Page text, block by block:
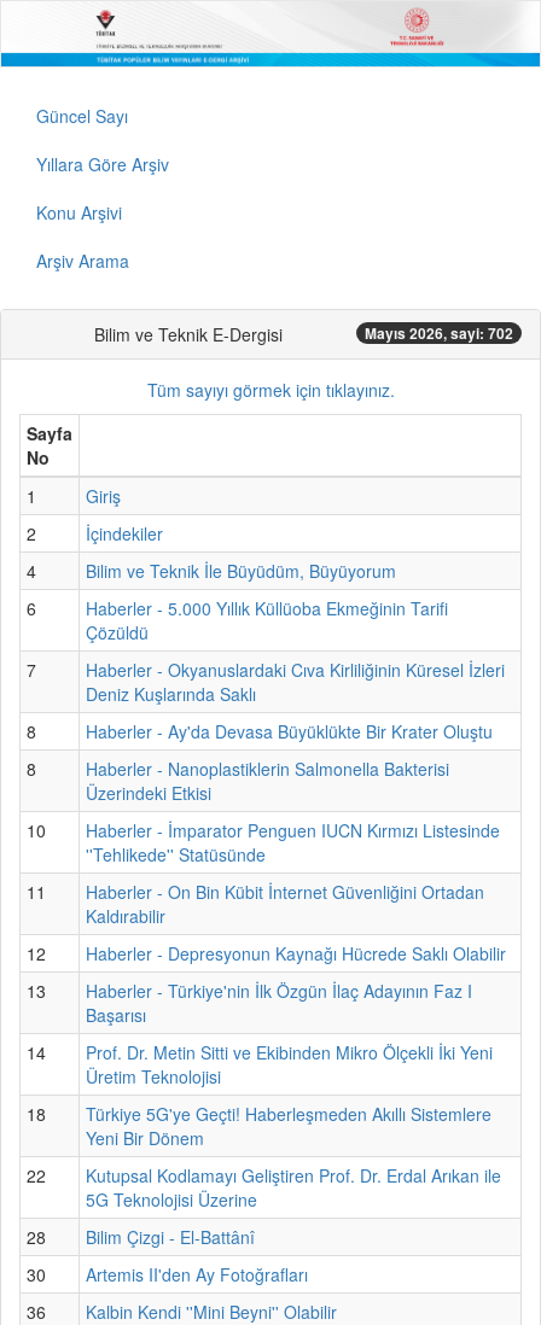
Güncel Sayı
Yıllara Göre Arşiv
Konu Arşivi
Arşiv Arama
Bilim ve Teknik E-Dergisi Mayıs 2026, sayi: 702
Tüm sayıyı görmek için tıklayınız.
Sayfa
No
1
Giriş
2
İçindekiler
4
Bilim ve Teknik İle Büyüdüm, Büyüyorum
6
Haberler - 5.000 Yıllık Küllüoba Ekmeğinin Tarifi
Çözüldü
7
Haberler - Okyanuslardaki Cıva Kirliliğinin Küresel İzleri
Deniz Kuşlarında Saklı
8
Haberler - Ay'da Devasa Büyüklükte Bir Krater Oluştu
8
Haberler - Nanoplastiklerin Salmonella Bakterisi
Üzerindeki Etkisi
10
Haberler - İmparator Penguen IUCN Kırmızı Listesinde
''Tehlikede'' Statüsünde
11
Haberler - On Bin Kübit İnternet Güvenliğini Ortadan
Kaldırabilir
12
Haberler - Depresyonun Kaynağı Hücrede Saklı Olabilir
13
Haberler - Türkiye'nin İlk Özgün İlaç Adayının Faz I
Başarısı
14
Prof. Dr. Metin Sitti ve Ekibinden Mikro Ölçekli İki Yeni
Üretim Teknolojisi
18
Türkiye 5G'ye Geçti! Haberleşmeden Akıllı Sistemlere
Yeni Bir Dönem
22
Kutupsal Kodlamayı Geliştiren Prof. Dr. Erdal Arıkan ile
5G Teknolojisi Üzerine
28
Bilim Çizgi - El-Battânî
30
Artemis II'den Ay Fotoğrafları
36
Kalbin Kendi ''Mini Beyni'' Olabilir